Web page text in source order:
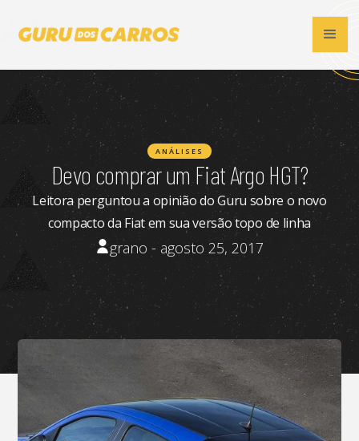
ANÁLISES
Devo comprar um Fiat Argo HGT?
Leitora perguntou a opinião do Guru sobre o novo
compacto da Fiat em sua versão topo de linha
grano - agosto 25, 2017